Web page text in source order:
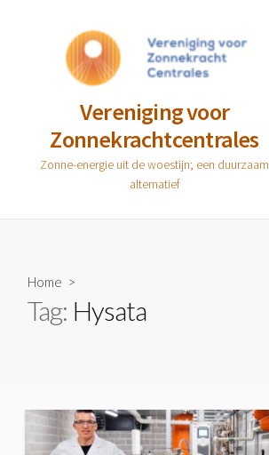
Vereniging voor
Zonnekrachtcentrales
Zonne-energie uit de woestijn; een duurzaam
alternatief
Home >
Tag: Hysata